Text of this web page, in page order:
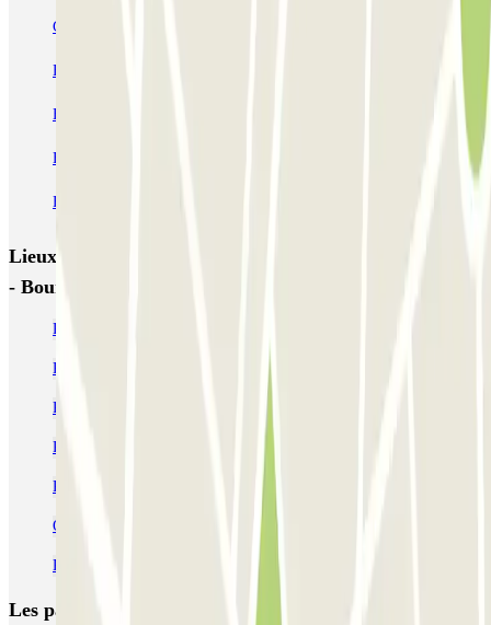
Garage Bellecour - Place Gailleton
ECTOR - Service Voiturier - Gare de Lyon Part-Dieu
Blue Valet - Aéroport de Lyon Saint-Exupéry (LYS)
Blue Valet - Gare TGV Lyon Saint-Exupéry
Flypark Lyon - Aéroport Saint-Exupéry
Lieux et événements intéressants à proximité Citadines
- Bourse du Travail Zenpark
Parkings près de l’Auditorium de Lyon
Parking Gare Part-Dieu à Lyon pas cher | Parclick
Parking Lyon 6 pas cher
Parking Groupama Stadium (Parc Olympique Lyonnais) | Parclick
Parking Lyon 3 pas cher
Où se garer Fête des Lumières (Lyon) | Parclick
Parking Lyon 1 pas cher
Les parkings les plus réservés